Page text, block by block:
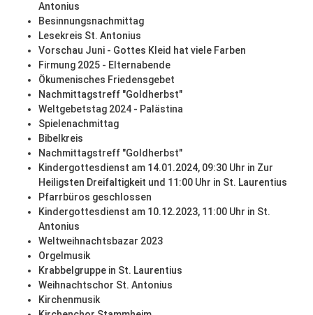
Antonius
Besinnungsnachmittag
Lesekreis St. Antonius
Vorschau Juni - Gottes Kleid hat viele Farben
Firmung 2025 - Elternabende
Ökumenisches Friedensgebet
Nachmittagstreff "Goldherbst"
Weltgebetstag 2024 - Palästina
Spielenachmittag
Bibelkreis
Nachmittagstreff "Goldherbst"
Kindergottesdienst am 14.01.2024, 09:30 Uhr in Zur
Heiligsten Dreifaltigkeit und 11:00 Uhr in St. Laurentius
Pfarrbüros geschlossen
Kindergottesdienst am 10.12.2023, 11:00 Uhr in St.
Antonius
Weltweihnachtsbazar 2023
Orgelmusik
Krabbelgruppe in St. Laurentius
Weihnachtschor St. Antonius
Kirchenmusik